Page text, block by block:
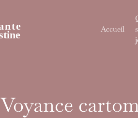
Accueil
Voyance